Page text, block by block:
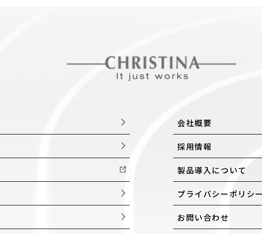
会社概要
採用情報
製品導入について
プライバシーポリシー
お問い合わせ